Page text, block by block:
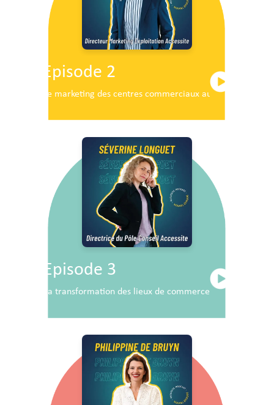
Episode 2
Le marketing des centres commerciaux au service du
Episode 3
La transformation des lieux de commerce